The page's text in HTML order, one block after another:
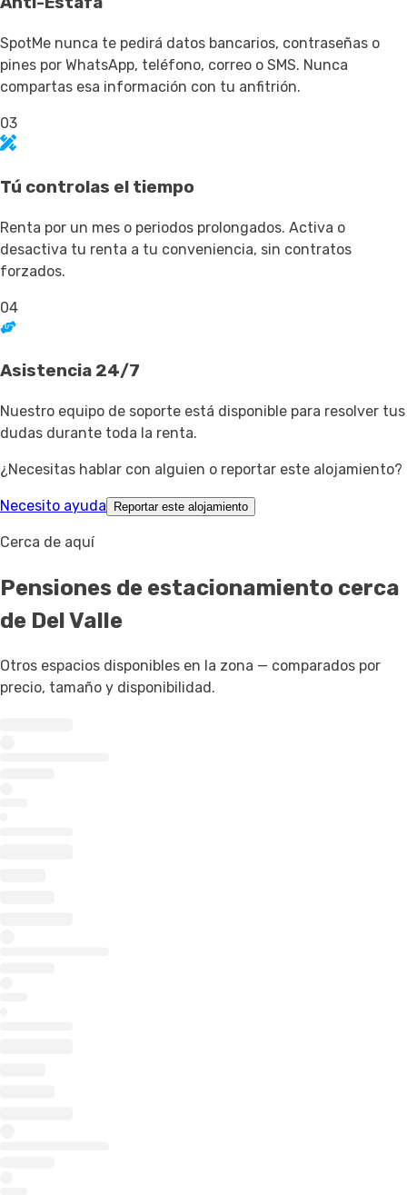
SpotMe nunca te pedirá datos bancarios, contraseñas o
pines por WhatsApp, teléfono, correo o SMS. Nunca
compartas esa información con tu anfitrión.
03
Tú controlas el tiempo
Renta por un mes o periodos prolongados. Activa o
desactiva tu renta a tu conveniencia, sin contratos
forzados.
04
Asistencia 24/7
Nuestro equipo de soporte está disponible para resolver tus
dudas durante toda la renta.
¿Necesitas hablar con alguien o reportar este alojamiento?
Necesito ayuda Reportar este alojamiento
Cerca de aquí
Pensiones de estacionamiento cerca
de Del Valle
Otros espacios disponibles en la zona — comparados por
precio, tamaño y disponibilidad.